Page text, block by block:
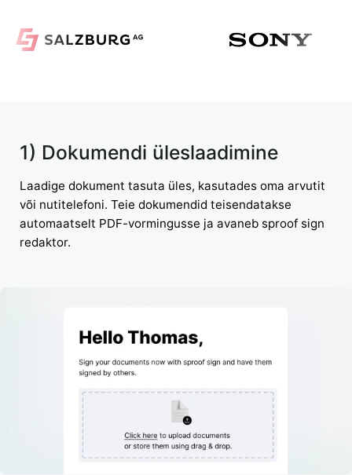
1) Dokumendi üleslaadimine
Laadige dokument tasuta üles, kasutades oma arvutit
või nutitelefoni. Teie dokumendid teisendatakse
automaatselt PDF-vormingusse ja avaneb sproof sign
redaktor.